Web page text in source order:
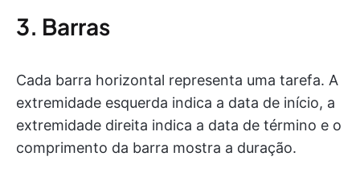
3. Barras
Cada barra horizontal representa uma tarefa. A
extremidade esquerda indica a data de início, a
extremidade direita indica a data de término e o
comprimento da barra mostra a duração.